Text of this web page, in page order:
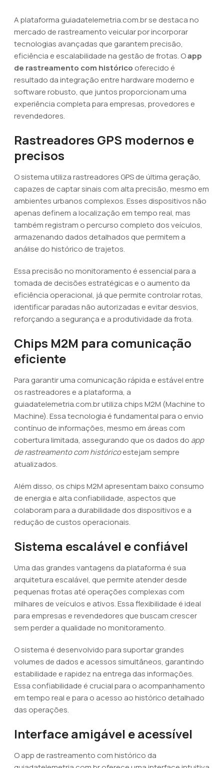
A plataforma guiadatelemetria.com.br se destaca no
mercado de rastreamento veicular por incorporar
tecnologias avançadas que garantem precisão,
eficiência e escalabilidade na gestão de frotas. Oapp
de rastreamento com histórico oferecido é
resultado da integração entre hardware moderno e
software robusto, que juntos proporcionam uma
experiência completa para empresas, provedores e
revendedores.
Rastreadores GPS modernos e
precisos
O sistema utiliza rastreadores GPS de última geração,
capazes de captar sinais com alta precisão, mesmo em
ambientes urbanos complexos. Esses dispositivos não
apenas definem a localização em tempo real, mas
também registram o percurso completo dos veículos,
armazenando dados detalhados que permitem a
análise do histórico de trajetos.
Essa precisão no monitoramento é essencial para a
tomada de decisões estratégicas e o aumento da
eficiência operacional, já que permite controlar rotas,
identificar paradas não autorizadas e evitar desvios,
reforçando a segurança e a produtividade da frota.
Chips M2M para comunicação
eficiente
Para garantir uma comunicação rápida e estável entre
os rastreadores e a plataforma, a
guiadatelemetria.com.br utiliza chips M2M (Machine to
Machine). Essa tecnologia é fundamental para o envio
contínuo de informações, mesmo em áreas com
cobertura limitada, assegurando que os dados do app
de rastreamento com históricoestejam sempre
atualizados.
Além disso, os chips M2M apresentam baixo consumo
de energia e alta confiabilidade, aspectos que
colaboram para a durabilidade dos dispositivos e a
redução de custos operacionais.
Sistema escalável e confiável
Uma das grandes vantagens da plataforma é sua
arquitetura escalável, que permite atender desde
pequenas frotas até operações complexas com
milhares de veículos e ativos. Essa flexibilidade é ideal
para empresas e revendedores que buscam crescer
sem perder a qualidade no monitoramento.
O sistema é desenvolvido para suportar grandes
volumes de dados e acessos simultâneos, garantindo
estabilidade e rapidez na entrega das informações.
Essa confiabilidade é crucial para o acompanhamento
em tempo real e para o acesso ao histórico detalhado
das operações.
Interface amigável e acessível
O app de rastreamento com histórico da